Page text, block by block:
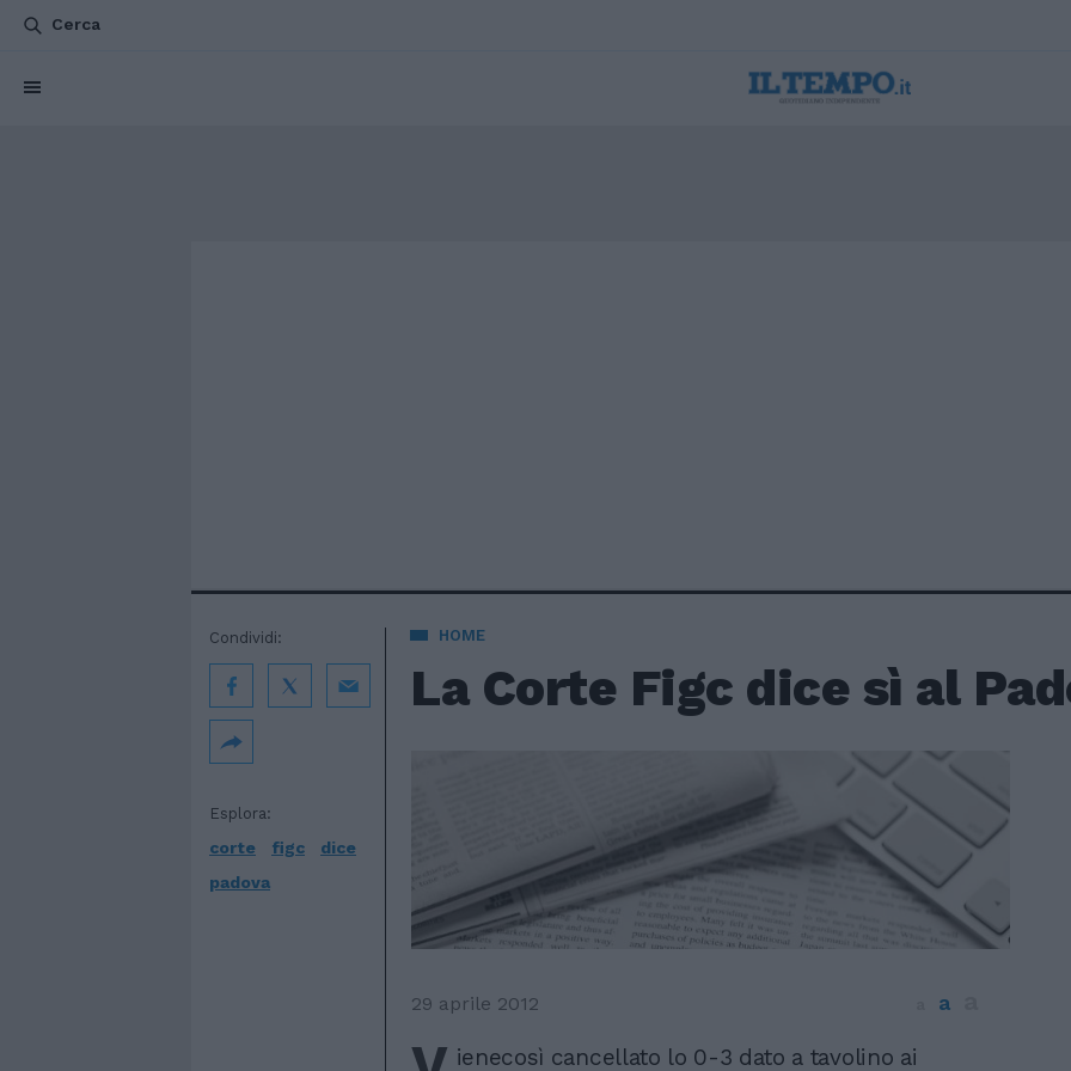
Cerca
HOME
La Corte Figc dice sì al
Esplora:
corte figc
dice
padova
Condividi:
29 aprile 2012 a
ienecosì cancellato lo 0-3 dato a tavolino ai